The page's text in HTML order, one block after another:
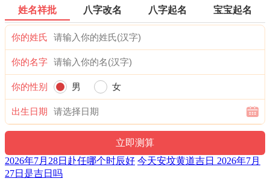
宜：订婚 嫁娶 出行 求财 开业 交易 安床
忌：祈福 求嗣
1时-3时 癸丑时： 沖羊 煞东 时沖癸未 日建 朱雀 太阴
宜：修造 安葬
忌：造船 乘船 朱雀须用 凤凰符制 否则 诸事不宜
3时-5时 甲寅时： 沖猴 煞北 时沖甲申 地兵 罗纹 金匮
宜：祈福 求嗣 出行 求财 嫁娶 安葬
忌：修造 动土
姓名祥批 八字改名 八字起名 宝宝起名
你的姓氏
你的名字
你的性别 男 女
出生日期
2026年7月28日赴任哪个时辰好 今天安坟黄道吉日 2026年7月
27日是吉日吗